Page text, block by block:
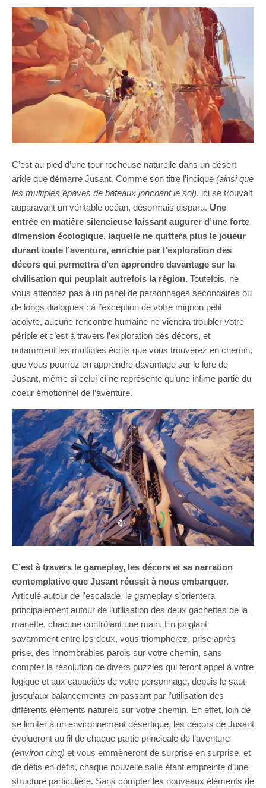
C’est au pied d’une tour rocheuse naturelle dans un désert
aride que démarre Jusant. Comme son titre l’indique (ainsi que
les multiples épaves de bateaux jonchant le sol), ici se trouvait
auparavant un véritable océan, désormais disparu. Une
entrée en matière silencieuse laissant augurer d’une forte
dimension écologique, laquelle ne quittera plus le joueur
durant toute l’aventure, enrichie par l’exploration des
décors qui permettra d’en apprendre davantage sur la
civilisation qui peuplait autrefois la région. Toutefois, ne
vous attendez pas à un panel de personnages secondaires ou
de longs dialogues : à l’exception de votre mignon petit
acolyte, aucune rencontre humaine ne viendra troubler votre
périple et c’est à travers l’exploration des décors, et
notamment les multiples écrits que vous trouverez en chemin,
que vous pourrez en apprendre davantage sur le lore de
Jusant, même si celui-ci ne représente qu’une infime partie du
coeur émotionnel de l’aventure.
C’est à travers le gameplay, les décors et sa narration
contemplative que Jusant réussit à nous embarquer.
Articulé autour de l’escalade, le gameplay s’orientera
principalement autour de l’utilisation des deux gâchettes de la
manette, chacune contrôlant une main. En jonglant
savamment entre les deux, vous triompherez, prise après
prise, des innombrables parois sur votre chemin, sans
compter la résolution de divers puzzles qui feront appel à votre
logique et aux capacités de votre personnage, depuis le saut
jusqu’aux balancements en passant par l’utilisation des
différents éléments naturels sur votre chemin. En effet, loin de
se limiter à un environnement désertique, les décors de Jusant
évolueront au fil de chaque partie principale de l’aventure
(environ cinq) et vous emmèneront de surprise en surprise, et
de défis en défis, chaque nouvelle salle étant empreinte d’une
structure particulière. Sans compter les nouveaux éléments de